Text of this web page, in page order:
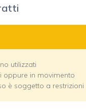
utilizzati
oppure in movimento
è soggetto a restrizioni